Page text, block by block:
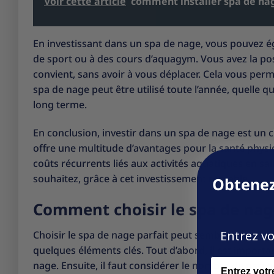
En investissant dans un spa de nage, vous pouvez
de sport ou à des cours d’aquagym. Vous avez la
convient, sans avoir à vous déplacer. Cela vous
spa de nage peut être utilisé toute l’année, quelle
long terme.
En conclusion, investir dans un spa de nage est
offre une multitude d’avantages pour la santé
coûts récurrents liés aux activités aquatiques en
souhaitez, grâce à cet investissement rentable.
Comment choisir le spa de
Choisir le spa de nage parfait peut sembler une
quelques éléments clés. Tout d’abord, il est
nage. Ensuite, il faut considérer le nombre de
Entrez
Name